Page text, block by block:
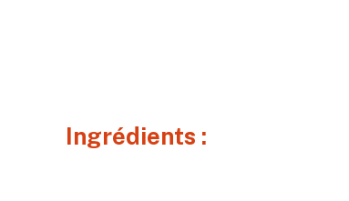
Ingrédients :